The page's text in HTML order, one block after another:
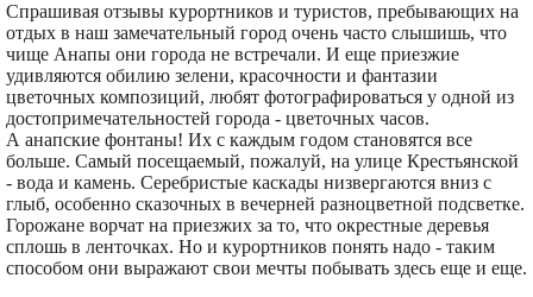
Спрашивая отзывы курортников и туристов, пребывающих на
отдых в наш замечательный город очень часто слышишь, что
чище Анапы они города не встречали. И еще приезжие
удивляются обилию зелени, красочности и фантазии
цветочных композиций, любят фотографироваться у одной из
достопримечательностей города - цветочных часов.
А анапские фонтаны! Их с каждым годом становятся все
больше. Самый посещаемый, пожалуй, на улице Крестьянской
- вода и камень. Серебристые каскады низвергаются вниз с
глыб, особенно сказочных в вечерней разноцветной подсветке.
Горожане ворчат на приезжих за то, что окрестные деревья
сплошь в ленточках. Но и курортников понять надо - таким
способом они выражают свои мечты побывать здесь еще и еще.